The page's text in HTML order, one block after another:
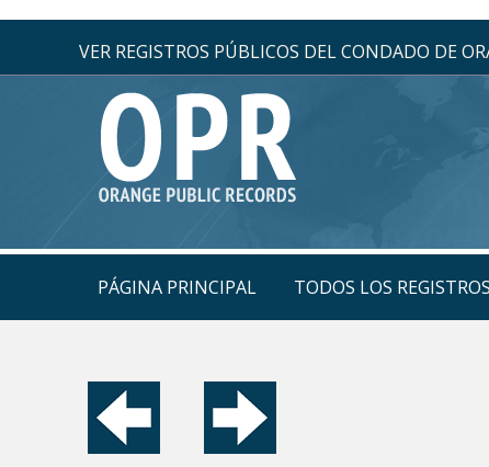
VER REGISTROS PÚBLICOS DEL CONDADO DE
PÁGINA PRINCIPAL TODOS LOS